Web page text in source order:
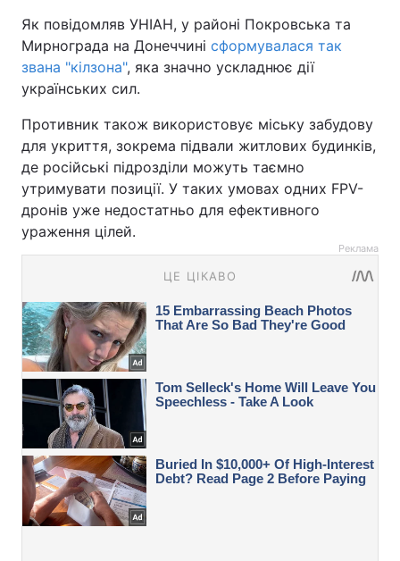
Як повідомляв УНІАН, у районі Покровська та
Мирнограда на Донеччині сформувалася так
звана "кілзона", яка значно ускладнює дії
українських сил.
Противник також використовує міську забудову
для укриття, зокрема підвали житлових будинків,
де російські підрозділи можуть таємно
утримувати позиції. У таких умовах одних FPV-
дронів уже недостатньо для ефективного
ураження цілей.
Реклама